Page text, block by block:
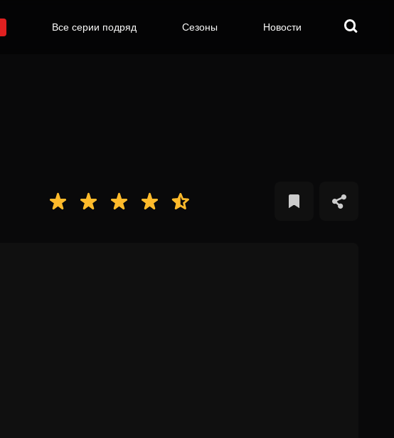
Все серии подряд Сезоны Новости